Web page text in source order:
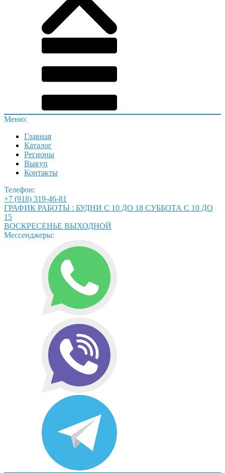
Меню:
Главная
Каталог
Регионы
Выкуп
Контакты
Телефон:
+7 (918) 319-46-81
ГРАФИК РАБОТЫ : БУДНИ С 10 ДО 18 СУББОТА С 10 ДО
15
ВОСКРЕСЕНЬЕ ВЫХОДНОЙ
Мессенджеры: